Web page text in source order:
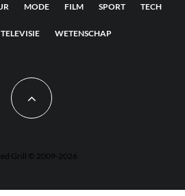
MODE FILM SPORT TECH
TELEVISIE WETENSCHAP
Grill © 2009-2026